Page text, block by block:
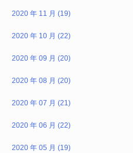
2020 年 11 月 (19)
2020 年 10 月 (22)
2020 年 09 月 (20)
2020 年 08 月 (20)
2020 年 07 月 (21)
2020 年 06 月 (22)
2020 年 05 月 (19)